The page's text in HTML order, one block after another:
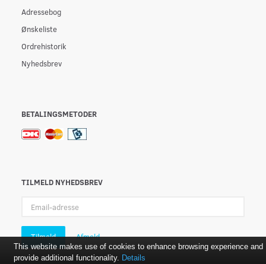
Adressebog
Ønskeliste
Ordrehistorik
Nyhedsbrev
BETALINGSMETODER
TILMELD NYHEDSBREV
adresse
Tilmeld Afmeld
This website makes use of cookies to enhance browsing experience and
provide additional functionality. Details